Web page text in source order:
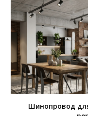
Шинопровод